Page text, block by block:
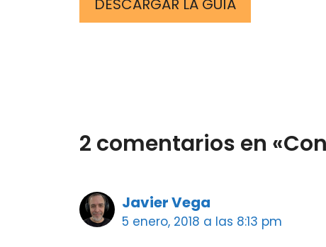
2 comentarios en
Javier Vega
5 enero, 2018 a las 8:13 pm